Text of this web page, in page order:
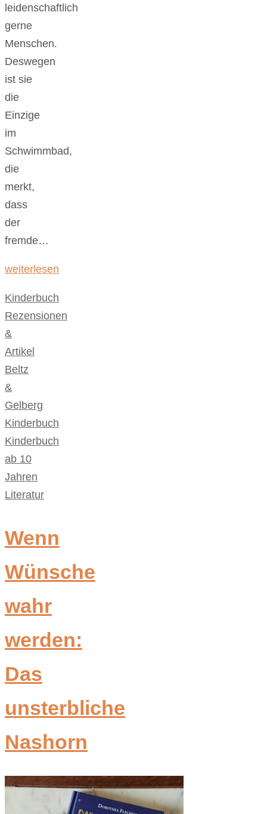
leidenschaftlich
gerne
Menschen.
Deswegen
ist sie
die
Einzige
im
Schwimmbad,
die
merkt,
dass
der
fremde…
weiterlesen
Kinderbuch
Rezensionen
&
Artikel
Beltz
&
Gelberg
Kinderbuch
Kinderbuch
ab 10
Jahren
Literatur
Wenn
Wünsche
wahr
werden:
Das
unsterbliche
Nashorn